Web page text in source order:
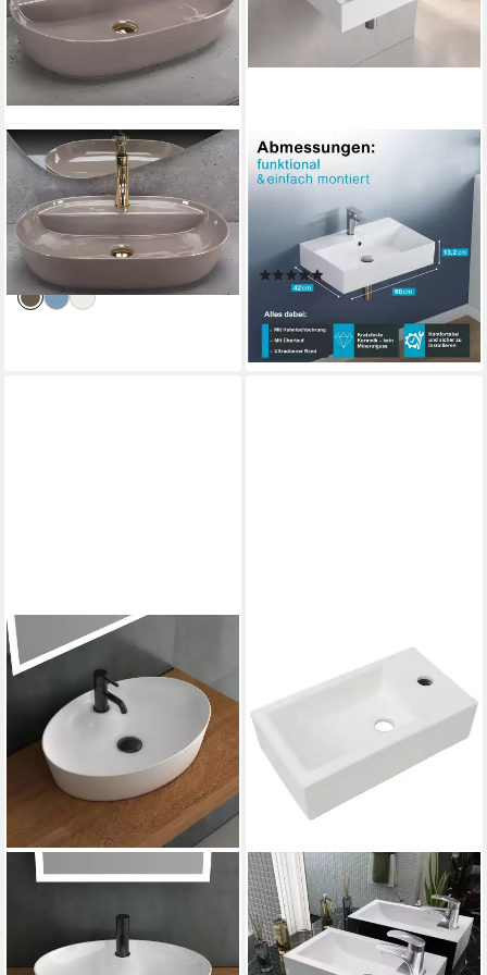
WOHNWERK.IDEE
Aufsatzwaschbecken Design-
Waschbecken oval, Keramik,
mit Hahnloch
ab 117,90 €
lieferbar - in 6-7 Werktagen bei dir
AQUA BAGNO
Aufsatzwaschbecken
Waschbecken 60cm weiß
eckig wandhängend
Waschtisch (Packung)
(9)
129,99 € UVP299,99 €
-57%
lieferbar - in 2-3 Werktagen bei dir